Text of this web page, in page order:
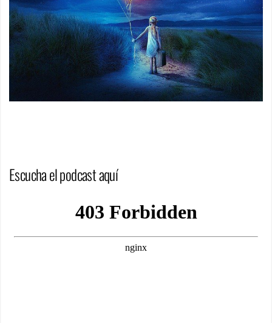
Escucha el podcast aquí